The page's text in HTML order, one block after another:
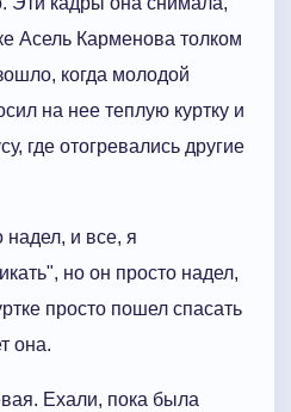
Асель Карменова толком
когда молодой
на нее теплую куртку и
где отогревались другие
и все, я
но он просто надел,
просто пошел спасать
она.
Ехали, пока была